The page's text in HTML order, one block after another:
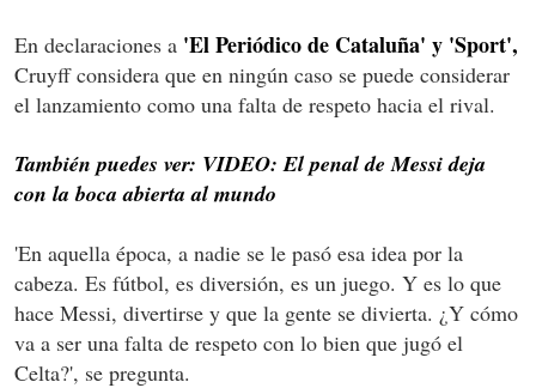
En declaraciones a 'El Periódico de Cataluña' y 'Sport',
Cruyff considera que en ningún caso se puede considerar
el lanzamiento como una falta de respeto hacia el rival.
También puedes ver: VIDEO: El penal de Messi deja
con la boca abierta al mundo
'En aquella época, a nadie se le pasó esa idea por la
cabeza. Es fútbol, es diversión, es un juego. Y es lo que
hace Messi, divertirse y que la gente se divierta. ¿Y cómo
va a ser una falta de respeto con lo bien que jugó el
Celta?', se pregunta.